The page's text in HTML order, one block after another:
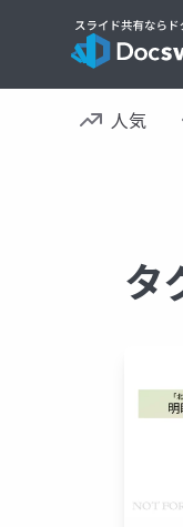
人気
タ